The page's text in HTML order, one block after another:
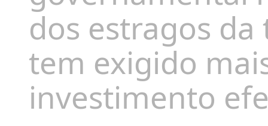
dos estragos
tem exigido
investimento